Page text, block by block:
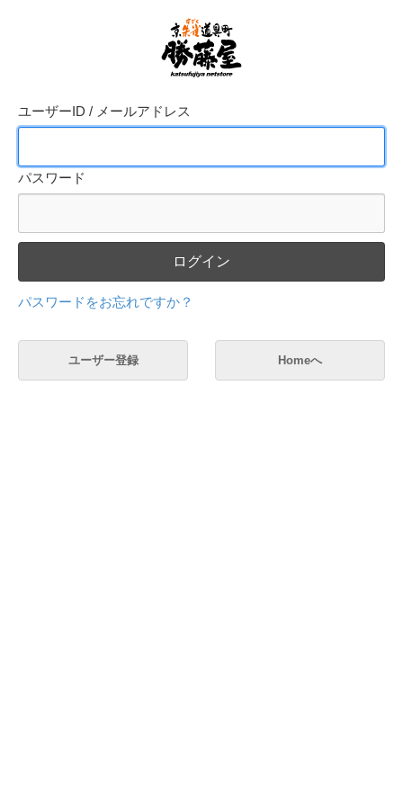
ユーザーID / メールアドレス
パスワード
ログイン
パスワードをお忘れですか？
ユーザー登録 Homeへ